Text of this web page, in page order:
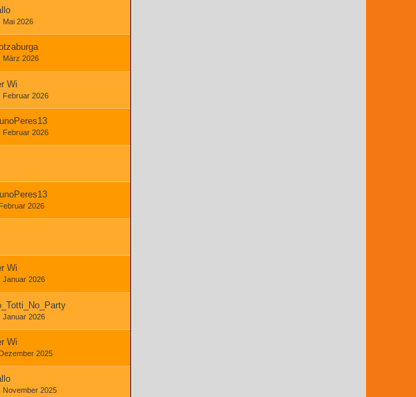
Mai 2026
März 2026
Wi
Februar 2026
Februar 2026
2026
Wi
Januar 2026
Januar 2026
Wi
2025
November 2025